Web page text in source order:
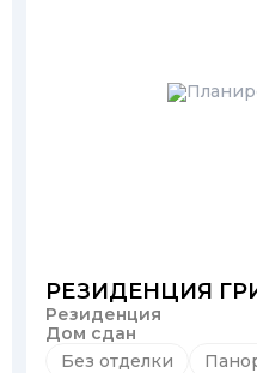
РЕЗИДЕНЦИЯ
Резиденция
Дом сдан
Без отделки